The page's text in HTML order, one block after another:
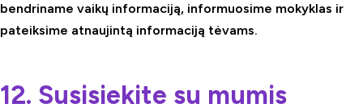
bendriname vaikų informaciją, informuosime mokyklas ir
pateiksime atnaujintą informaciją tėvams.
12. Susisiekite su mumis